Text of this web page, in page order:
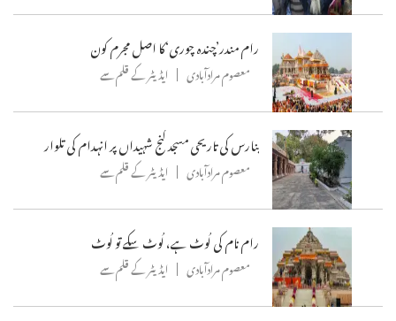
رام مندر’چندہ چوری‘کا اصل مجرم کون
معصوم مرادآبادی ایڈیٹر کے قلم سے
بنارس کی تاریحی مسجد گنج شہیداں پر انہدام کی تلوار
معصوم مرادآبادی ایڈیٹر کے قلم سے
رام نام کی لُوٹ ہے، لُوٹ سکے تو لُوٹ
معصوم مرادآبادی ایڈیٹر کے قلم سے